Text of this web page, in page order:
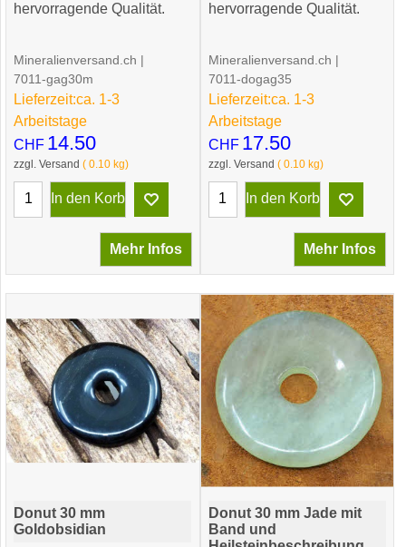
hervorragende Qualität.
CHF 14.50
zzgl. Versand 0.10 kg
Mineralienversand.ch
7011-gag30m
Lieferzeit:ca. 1-3
Arbeitstage
In den Korb
Mehr Infos
hervorragende Qualität.
CHF 17.50
zzgl. Versand 0.10kg
Mineralienversand.ch
7011-dogag35
Lieferzeit:ca. 1-3
Arbeitstage
In den Korb
Mehr Infos
Donut 30 mm
Goldobsidian
Donut 30 mm Jade mit
Band und